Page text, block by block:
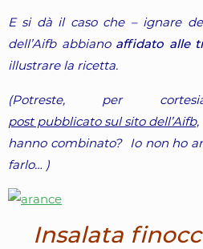
E si dà il caso che – ignare
dell’Aifb abbiano affidato alle
illustrare la ricetta.
(Potreste, per
post pubblicato sul sito dell’Aifb,
hanno combinato? Io non ho
farlo… )
Insalata